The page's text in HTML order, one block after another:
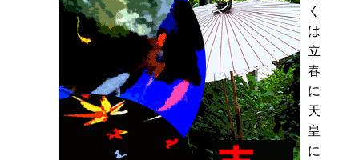
く
は
立
春
に
天
皇
に